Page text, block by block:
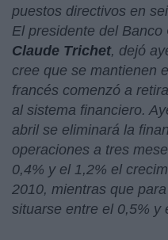
puestos directivos en
El presidente del Banco
Claude Trichet, dejó
cree que se mantienen
francés comenzó a
al sistema financiero.
abril se eliminará la
operaciones a tres
0,4% y el 1,2% el
2010, mientras que
situarse entre el 0,5% y